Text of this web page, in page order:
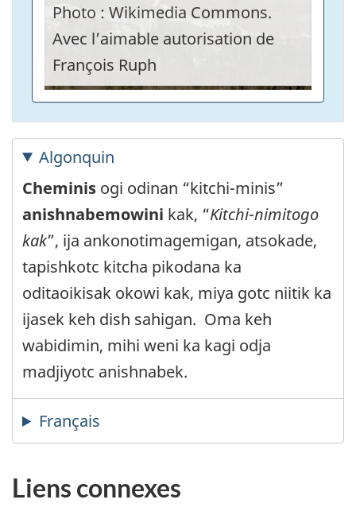
Photo : Wikimedia Commons.
Avec l’aimable autorisation de
François Ruph
Algonquin
Cheminis ogi odinan “kitchi-minis”
anishnabemowini kak, “Kitchi-nimitogo
kak”, ija ankonotimagemigan, atsokade,
tapishkotc kitcha pikodana ka
oditaoikisak okowi kak, miya gotc niitik ka
ijasek keh dish sahigan. Oma keh
wabidimin, mihi weni ka kagi odja
madjiyotc anishnabek.
Français
Liens connexes